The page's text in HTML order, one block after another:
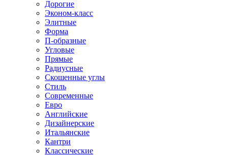
Дорогие
Эконом-класс
Элитные
Форма
П-образные
Угловые
Прямые
Радиусные
Скошенные углы
Стиль
Современные
Евро
Английские
Дизайнерские
Итальянские
Кантри
Классические